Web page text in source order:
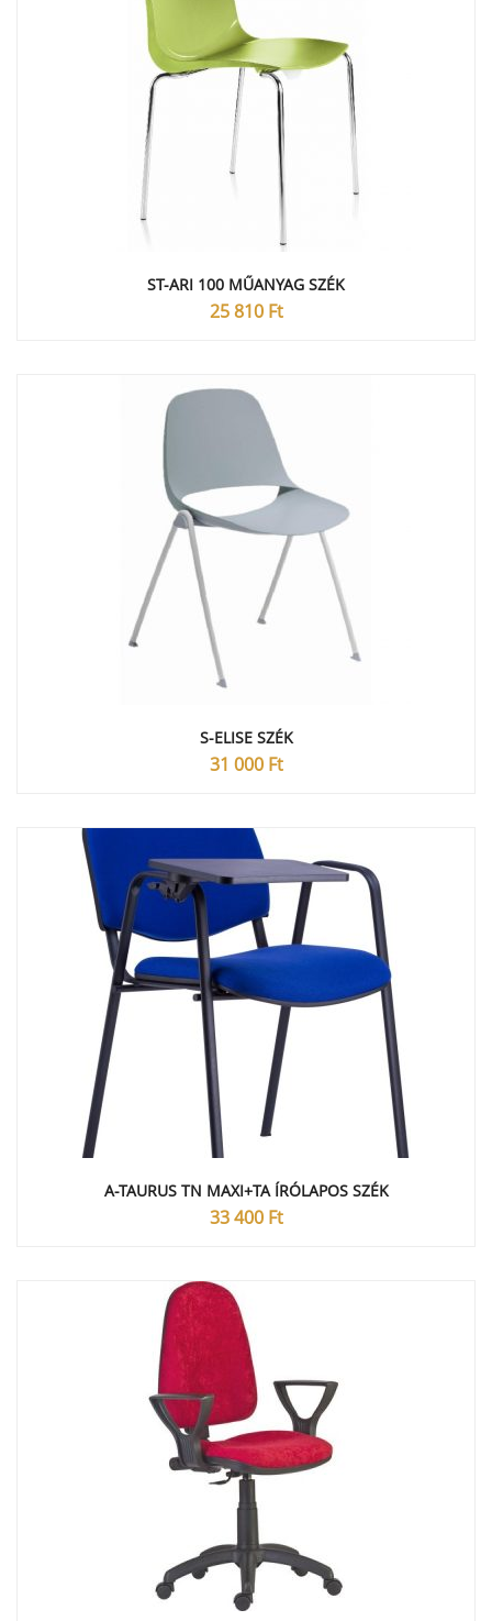
ST-ARI 100 MŰANYAG SZÉK
25 810 Ft
S-ELISE SZÉK
31 000 Ft
A-TAURUS TN MAXI+TA ÍRÓLAPOS SZÉK
33 400 Ft